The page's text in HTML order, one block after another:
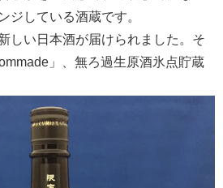
ジしている酒蔵です。
しい日本酒が届けられました。そ
」、無ろ過生原酒氷点貯蔵